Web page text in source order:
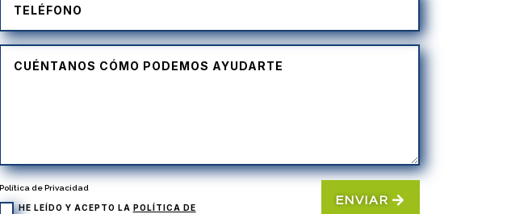
Política de Privacidad
HE LEÍDO Y ACEPTO LA POLÍTICA DE
ENVIAR